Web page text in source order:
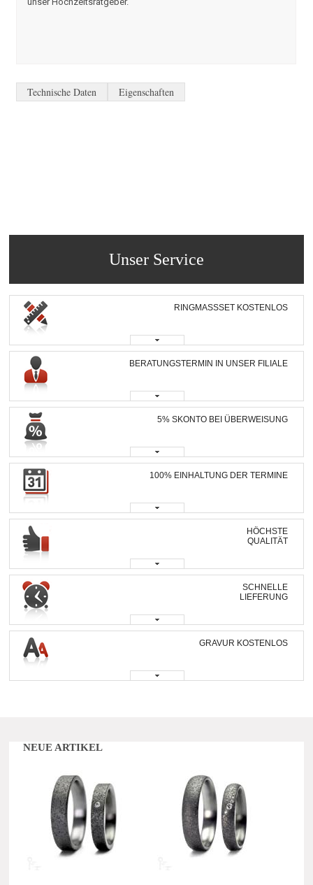
Technische Daten Eigenschaften
Unser Service
RINGMASSSET KOSTENLOS
BERATUNGSTERMIN IN UNSER FILIALE
5% SKONTO BEI ÜBERWEISUNG
100% EINHALTUNG DER TERMINE
HÖCHSTE
QUALITÄT
SCHNELLE
LIEFERUNG
GRAVUR KOSTENLOS
NEUE ARTIKEL